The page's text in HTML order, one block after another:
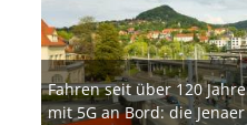
Fahren seit über 120
mit 5G an Bord: die